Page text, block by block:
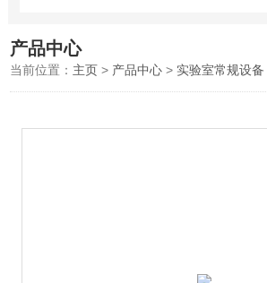
产品中心
当前位置： 主页 > 产品中心 > 实验室常规设备